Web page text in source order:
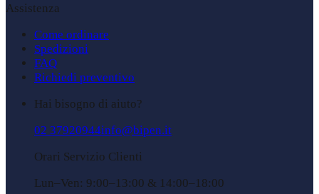
Assistenza
Come ordinare
Spedizioni
FAQ
Richiedi preventivo
Hai bisogno di aiuto?
02 37920944info@bipen.it
Orari Servizio Clienti
Lun–Ven: 9:00–13:00 & 14:00–18:00